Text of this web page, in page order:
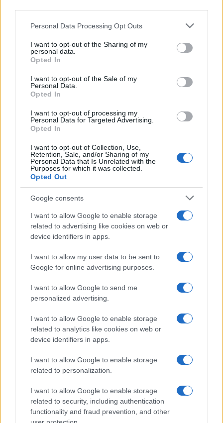
Please note that this website/app uses one or more Google
not limited to your visit or usage behaviour. You may click to
grant or deny consent to Google and its third-party tags to
use your data for below specified purposes in below Google
consent section.
Personal Data Processing Opt Outs
I want to opt-out of the Sharing of my
personal data.
Opted In
I want to opt-out of the Sale of my
Personal Data.
Opted In
I want to opt-out of processing my
Personal Data for Targeted Advertising.
Opted In
I want to opt-out of Collection, Use,
Retention, Sale, and/or Sharing of my
Personal Data that Is Unrelated with the
Purposes for which it was collected.
Opted Out
Google consents
I want to allow Google to enable storage
related to advertising like cookies on web or
device identifiers in apps.
I want to allow my user data to be sent to
Google for online advertising purposes.
I want to allow Google to send me
personalized advertising.
I want to allow Google to enable storage
related to analytics like cookies on web or
device identifiers in apps.
I want to allow Google to enable storage
related to personalization.
I want to allow Google to enable storage
related to security, including authentication
functionality and fraud prevention, and other
Ροή Ειδήσεων
Τραγικό ρεκόρ, ο χειρότερος μήνας
απωλειών αμάχων από το 2022 στον
πόλεμο Ρωσίας-Ουκρανίας
ΑΝΑΛΥΣΗ: To ραντάρ EL/M‑2084, ο
πολυλειτουργικός αισθητήρας της
«Ασπίδας του Αχιλλέα»
Η Τουρκική αμυντική βιομηχανία
εξαπλώνεται στη Λατινική Αμερική –
αποτύπωμα ήδη σε Χιλή, Βραζιλία,
Εκουαδόρ, Κολομβία, Αργεντινή